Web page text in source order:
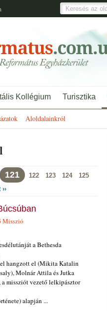
Kollégium Turisztika
Aloldalainkról
121 122 123 124
125
Misszió
a Bethesda
hangzott el (Mikita Katalin
Molnár Attila és Jutka
missziót vezető lelkipásztor
alapján ...